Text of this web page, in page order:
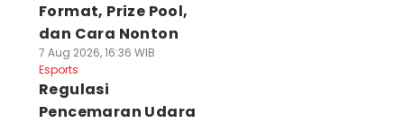
Format, Prize Pool,
dan Cara Nonton
7 Aug 2026, 16:36 WIB
Esports
Regulasi
Pencemaran Udara